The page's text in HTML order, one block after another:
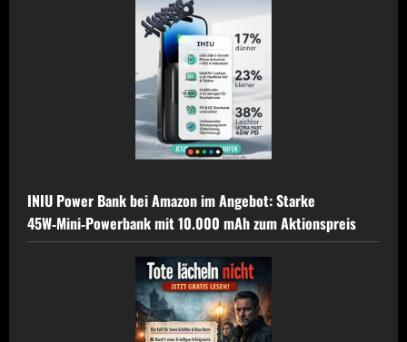
INIU Power Bank bei Amazon im Angebot: Starke
45W‑Mini‑Powerbank mit 10.000 mAh zum Aktionspreis